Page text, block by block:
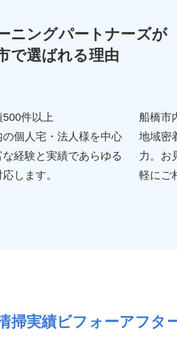
ニングパートナーズが
で選ばれる理由
件以上
の個人宅・法人様を中心
な経験と実績であらゆる
します。
船橋市
地域密
力。お
軽にご
掃実績ビフォーアフタ